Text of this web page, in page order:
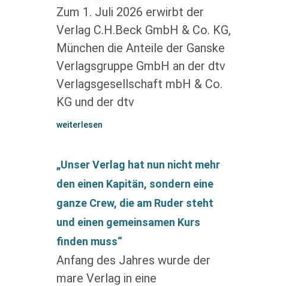
Zum 1. Juli 2026 erwirbt der
Verlag C.H.Beck GmbH & Co. KG,
München die Anteile der Ganske
Verlagsgruppe GmbH an der dtv
Verlagsgesellschaft mbH & Co.
KG und der dtv
weiterlesen
„Unser Verlag hat nun nicht mehr
den einen Kapitän, sondern eine
ganze Crew, die am Ruder steht
und einen gemeinsamen Kurs
finden muss“
Anfang des Jahres wurde der
mare Verlag in eine